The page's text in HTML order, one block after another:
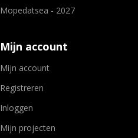
Mopedatsea - 2027
Mijn account
Mijn account
Registreren
Inloggen
Mijn projecten